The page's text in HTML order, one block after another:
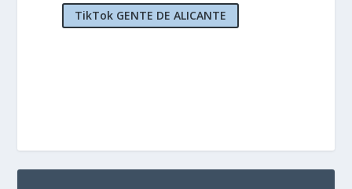
TikTok GENTE DE ALICANTE